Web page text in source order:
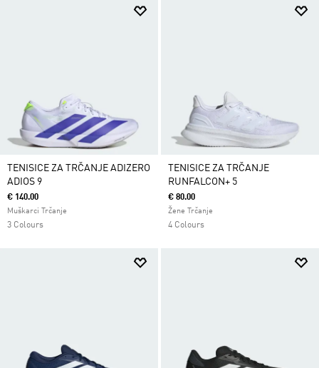
TENISICE ZA TRČANJE ADIZERO
ADIOS 9
€ 140.00
Muškarci Trčanje
3 Colours
TENISICE ZA TRČANJE
RUNFALCON+ 5
€ 80.00
Žene Trčanje
4 Colours